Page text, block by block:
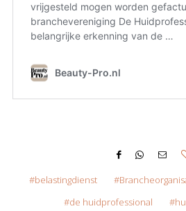
belastingdienst
de huidprofessional